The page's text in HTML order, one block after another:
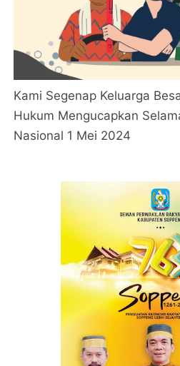
Kami Segenap Keluarga
Hukum Mengucapkan
Nasional 1 Mei 2024